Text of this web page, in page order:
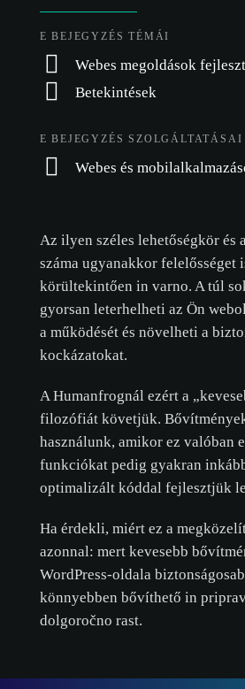
E BEJEGYZÉS TÉMÁI
Webes megoldások
Betekintések
E BEJEGYZÉS SZOLGÁLTATÁSAI
Webes és
Az ilyen széles lehetőségkör és
száma ugyanakkor felelősséget
körültekintően in varno. A túl
gyorsan leterhelheti az Ön
a működését és növelheti a
kockázatokat.
A Humanfrognál ezért a
filozófiát követjük.
használunk, amikor ez valóban
funkciókat pedig gyakran
optimalizált kóddal fejlesztjük
Ha érdekli, miért ez a
azonnal: mert kevesebb
WordPress-oldala
könnyebben bővíthető in
dolgoročno rast.